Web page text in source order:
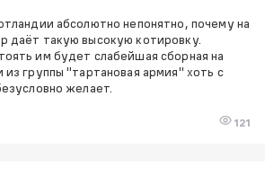
абсолютно непонятно, почему на
даёт такую высокую котировку.
им будет слабейшая сборная на
группы "тартановая армия" хоть с
желает.
121